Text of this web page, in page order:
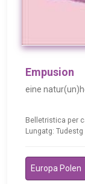
Empusion
eine
Belletristica per
Lungatg: Tudestg
Europa Polen